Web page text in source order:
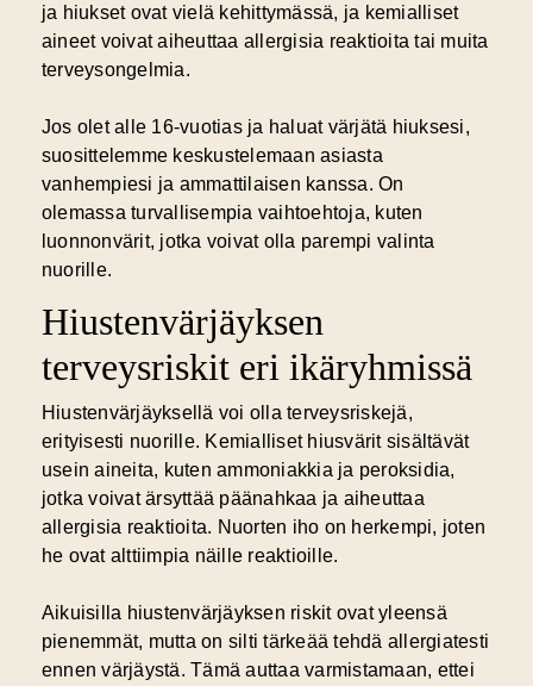
ja hiukset ovat vielä kehittymässä, ja kemialliset
aineet voivat aiheuttaa allergisia reaktioita tai muita
terveysongelmia.
Jos olet alle 16-vuotias ja haluat värjätä hiuksesi,
suosittelemme keskustelemaan asiasta
vanhempiesi ja ammattilaisen kanssa. On
olemassa turvallisempia vaihtoehtoja, kuten
luonnonvärit, jotka voivat olla parempi valinta
nuorille.
Hiustenvärjäyksen
terveysriskit eri ikäryhmissä
Hiustenvärjäyksellä voi olla terveysriskejä,
erityisesti nuorille. Kemialliset hiusvärit sisältävät
usein aineita, kuten ammoniakkia ja peroksidia,
jotka voivat ärsyttää päänahkaa ja aiheuttaa
allergisia reaktioita. Nuorten iho on herkempi, joten
he ovat alttiimpia näille reaktioille.
Aikuisilla hiustenvärjäyksen riskit ovat yleensä
pienemmät, mutta on silti tärkeää tehdä allergiatesti
ennen värjäystä. Tämä auttaa varmistamaan, ettei